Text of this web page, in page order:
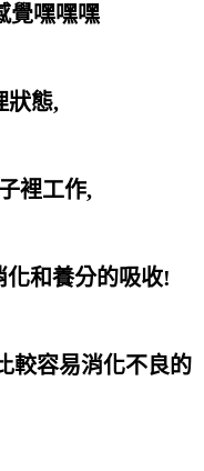
覺嘿嘿嘿
狀態,
裡工作,
化和養分的吸收!
較容易消化不良的